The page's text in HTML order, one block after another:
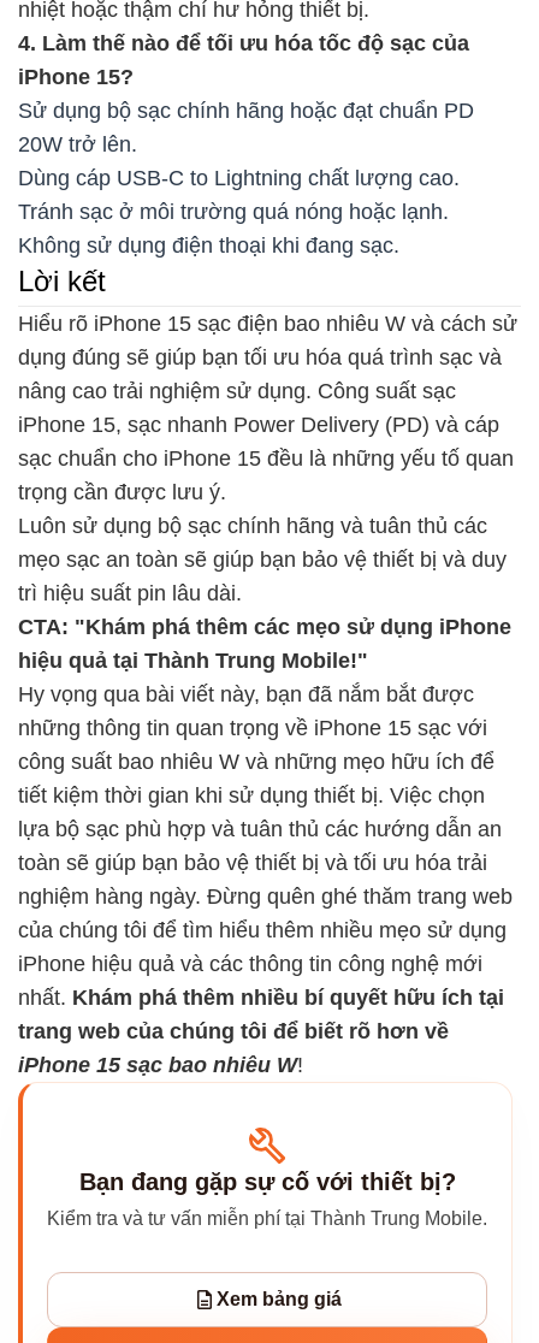
nhiệt hoặc thậm chí hư hỏng thiết bị.
4. Làm thế nào để tối ưu hóa tốc độ sạc của
iPhone 15?
Sử dụng bộ sạc chính hãng hoặc đạt chuẩn PD
20W trở lên.
Dùng cáp USB-C to Lightning chất lượng cao.
Tránh sạc ở môi trường quá nóng hoặc lạnh.
Không sử dụng điện thoại khi đang sạc.
Lời kết
Hiểu rõ iPhone 15 sạc điện bao nhiêu W và cách sử
dụng đúng sẽ giúp bạn tối ưu hóa quá trình sạc và
nâng cao trải nghiệm sử dụng. Công suất sạc
iPhone 15, sạc nhanh Power Delivery (PD) và cáp
sạc chuẩn cho iPhone 15 đều là những yếu tố quan
trọng cần được lưu ý.
Luôn sử dụng bộ sạc chính hãng và tuân thủ các
mẹo sạc an toàn sẽ giúp bạn bảo vệ thiết bị và duy
trì hiệu suất pin lâu dài.
CTA: "Khám phá thêm các mẹo sử dụng iPhone
hiệu quả tại Thành Trung Mobile!"
Hy vọng qua bài viết này, bạn đã nắm bắt được
những thông tin quan trọng về iPhone 15 sạc với
công suất bao nhiêu W và những mẹo hữu ích để
tiết kiệm thời gian khi sử dụng thiết bị. Việc chọn
lựa bộ sạc phù hợp và tuân thủ các hướng dẫn an
toàn sẽ giúp bạn bảo vệ thiết bị và tối ưu hóa trải
nghiệm hàng ngày. Đừng quên ghé thăm trang web
của chúng tôi để tìm hiểu thêm nhiều mẹo sử dụng
iPhone hiệu quả và các thông tin công nghệ mới
nhất. Khám phá thêm nhiều bí quyết hữu ích tại
trang web của chúng tôi để biết rõ hơn về
iPhone 15 sạc bao nhiêu W!
Bạn đang gặp sự cố với thiết bị?
Kiểm tra và tư vấn miễn phí tại Thành Trung Mobile.
Xem bảng giá